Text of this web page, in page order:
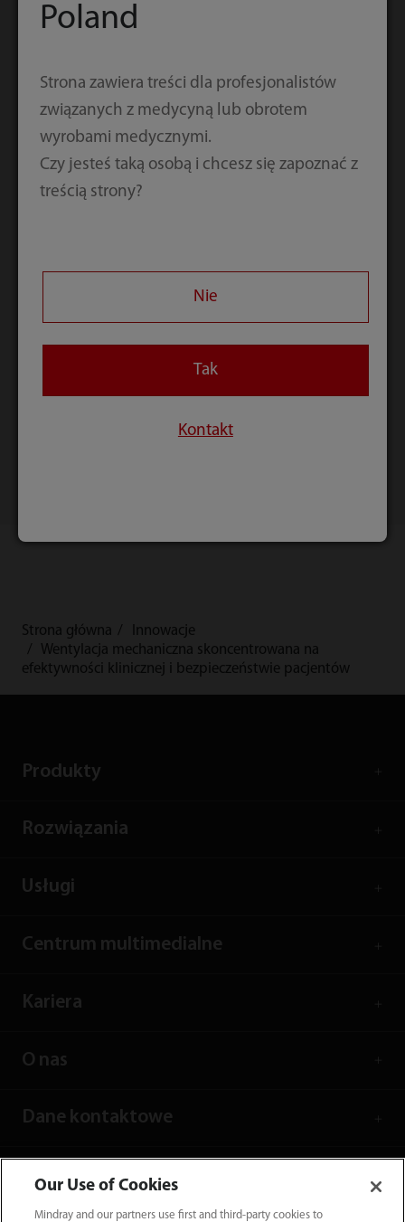
Strona główna
Innowacje
Wentylacja mechaniczna skoncentrowana na
efektywności klinicznej i bezpieczeństwie pacjentów
Produkty
Rozwiązania
Usługi
Centrum multimedialne
Kariera
O nas
Dane kontaktowe
Poland
Strona zawiera treści dla profesjonalistów
związanych z medycyną lub obrotem
wyrobami medycznymi.
Czy jesteś taką osobą i chcesz się zapoznać z
treścią strony?
Nie
Tak
Kontakt
Our Use of Cookies
Mindray and our partners use first and third-party cookies to